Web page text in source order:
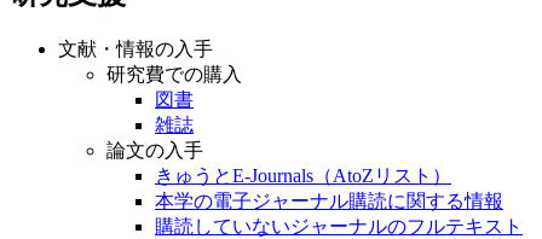
文献・情報の入手
研究費での購入
図書
雑誌
論文の入手
きゅうとE-Journals（AtoZリスト）
本学の電子ジャーナル購読に関する情報
購読していないジャーナルのフルテキスト